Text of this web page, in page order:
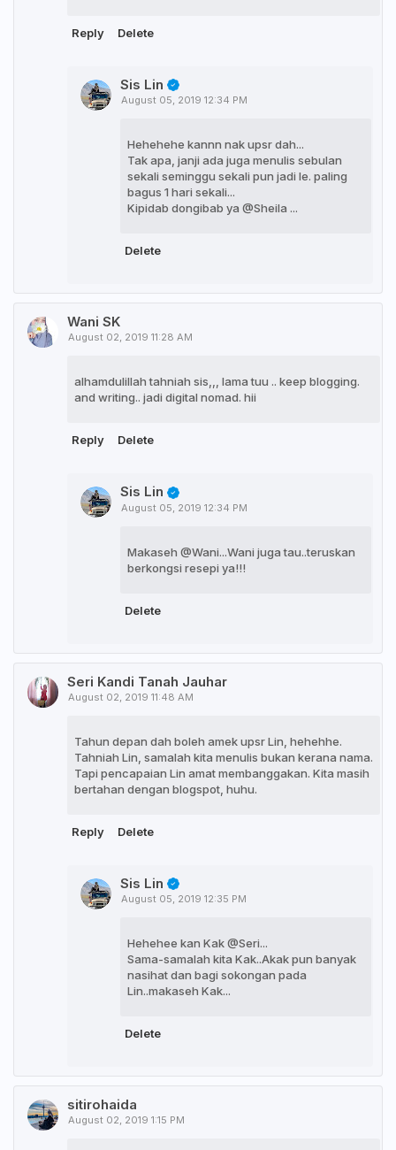
Reply Delete
Sis Lin
August 05, 2019 12:34 PM
Hehehehe kannn nak upsr dah...
Tak apa, janji ada juga menulis sebulan
sekali seminggu sekali pun jadi le. paling
bagus 1 hari sekali...
Kipidab dongibab ya @Sheila ...
Delete
Wani SK
August 02, 2019 11:28 AM
alhamdulillah tahniah sis,,, lama tuu .. keep blogging.
and writing.. jadi digital nomad. hii
Reply Delete
Sis Lin
August 05, 2019 12:34 PM
Makaseh @Wani...Wani juga tau..teruskan
berkongsi resepi ya!!!
Delete
Seri Kandi Tanah Jauhar
August 02, 2019 11:48 AM
Tahun depan dah boleh amek upsr Lin, hehehhe.
Tahniah Lin, samalah kita menulis bukan kerana nama.
Tapi pencapaian Lin amat membanggakan. Kita masih
bertahan dengan blogspot, huhu.
Reply Delete
Sis Lin
August 05, 2019 12:35 PM
Hehehee kan Kak @Seri...
Sama-samalah kita Kak..Akak pun banyak
nasihat dan bagi sokongan pada
Lin..makaseh Kak...
Delete
sitirohaida
August 02, 2019 1:15 PM